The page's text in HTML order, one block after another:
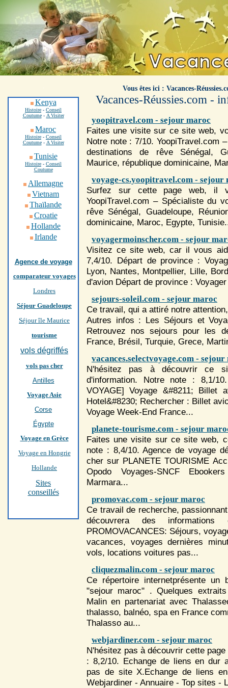
.
Kenya
Histoire - Conseil
Coutume - A Visiter
Maroc
Histoire - Conseil
Coutume- A Visiter
Tunisie
Histoire - Conseil
Coutume
Allemagne
Vietnam
Thaïlande
Croatie
Hollande
Irlande
Agence de voyage
comparateur voyages
Londres
Séjour Guadeloupe
Séjour île Maurice
tourisme
vols dégriffés
vols pas cher
Antilles
Voyage Asie
Corse
Égypte
Voyage en Grèce
Voyage en Hongrie
Hollande
Sites
conseillés
Vous êtes ici : Vacances-
Vacances-Réussies.com -
yoopitravel.com - sejour maroc
Faites une visite sur ce site web,
Notre note : 7/10. YoopiTravel.com
destinations de rêve Sénégal,
Maurice, république dominicaine,
voyage-cs.yoopitravel.com - sejour
Surfez sur cette page web, il
YoopiTravel.com – Spécialiste du
rêve Sénégal, Guadeloupe,
dominicaine, Maroc, Egypte,
voyagermoinscher.com - sejour
Visitez ce site web, car il vous
7,4/10. Départ de province :
Lyon, Nantes, Montpellier, Lille,
d'avion Départ de province :
sejours-soleil.com - sejour maroc
Ce travail, qui a attiré notre
Autres infos : Les Séjours et
Retrouvez nossejours pour les
France, Brésil, Turquie, Grece,
vacances.selectvoyage.com -
N'hésitez pas à découvrir ce
d'information. Notre note : 8,1/
VOYAGE] Voyage &#8211; Billet
Hotel&#8230; Rechercher : Billet
Voyage Week-End France...
planete-tourisme.com - sejour
Faites une visite sur ce site web,
note : 8,4/10. Agence de voyage
cher sur PLANETE TOURISME
Opodo Voyages-SNCF
Marmara...
promovac.com - sejour maroc
Ce travail de recherche,
découvrera des
PROMOVACANCES: Séjours,
vacances, voyages dernières
vols, locations voitures pas...
cliquezmalin.com - sejour maroc
Ce répertoire internetprésente
"sejour maroc" . Quelques
Malin en partenariat avec
thalasso, balnéo, spa en France
Thalasso au...
webjardiner.com - sejour maroc
N'hésitez pas à découvrir cette
: 8,2/10. Echange de liens en dur
pas de site X.Echange de liens
Webjardiner - Annuaire - Top sites -